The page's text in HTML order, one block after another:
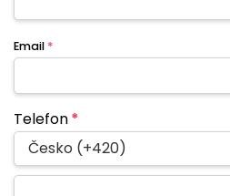
Email *
Telefon*
Česko (+420)